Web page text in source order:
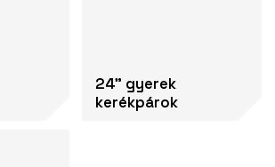
24" gyerek
kerékpárok